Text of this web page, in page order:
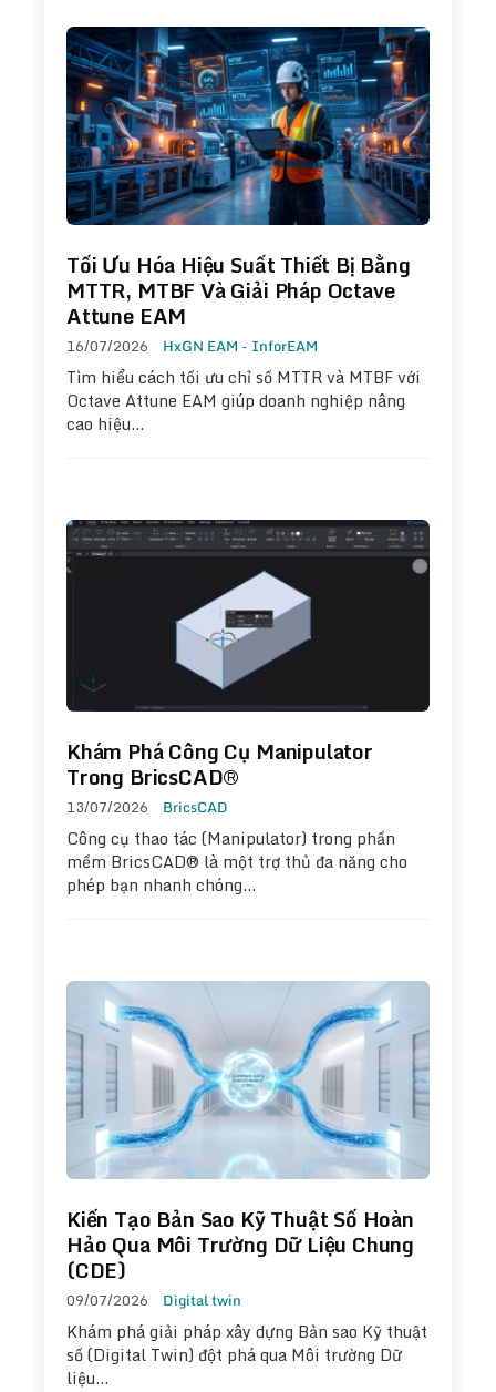
Tối Ưu Hóa Hiệu Suất Thiết Bị Bằng
MTTR, MTBF Và Giải Pháp Octave
Attune EAM
16/07/2026 HxGN EAM - InforEAM
Tìm hiểu cách tối ưu chỉ số MTTR và MTBF với
Octave Attune EAM giúp doanh nghiệp nâng
cao hiệu…
Khám Phá Công Cụ Manipulator
Trong BricsCAD®
13/07/2026 BricsCAD
Công cụ thao tác (Manipulator) trong phần
mềm BricsCAD® là một trợ thủ đa năng cho
phép bạn nhanh chóng…
Kiến Tạo Bản Sao Kỹ Thuật Số Hoàn
Hảo Qua Môi Trường Dữ Liệu Chung
(CDE)
09/07/2026 Digital twin
Khám phá giải pháp xây dựng Bản sao Kỹ thuật
số (Digital Twin) đột phá qua Môi trường Dữ
liệu…